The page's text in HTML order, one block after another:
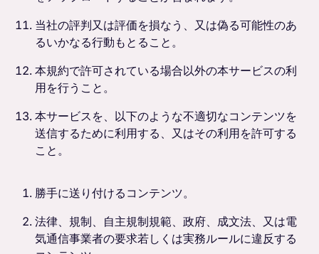
当社の評判又は評価を損なう、又は偽る可能性のあ
るいかなる行動もとること。
本規約で許可されている場合以外の本サービスの利
用を行うこと。
本サービスを、以下のような不適切なコンテンツを
送信するために利用する、又はその利用を許可する
こと。
勝手に送り付けるコンテンツ。
法律、規制、自主規制規範、政府、成文法、又は電
気通信事業者の要求若しくは実務ルールに違反する